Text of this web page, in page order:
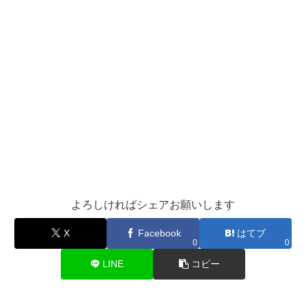
よろしければシェアお願いします
X Facebook
0
はてブ
0
LINE コピー